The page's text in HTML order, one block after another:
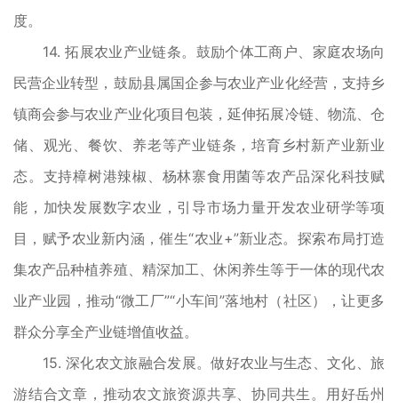
度。
14. 拓展农业产业链条。鼓励个体工商户、家庭农场向
民营企业转型，鼓励县属国企参与农业产业化经营，支持乡
镇商会参与农业产业化项目包装，延伸拓展冷链、物流、仓
储、观光、餐饮、养老等产业链条，培育乡村新产业新业
态。支持樟树港辣椒、杨林寨食用菌等农产品深化科技赋
能，加快发展数字农业，引导市场力量开发农业研学等项
目，赋予农业新内涵，催生“农业+”新业态。探索布局打造
集农产品种植养殖、精深加工、休闲养生等于一体的现代农
业产业园，推动“微工厂”“小车间”落地村（社区），让更多
群众分享全产业链增值收益。
15. 深化农文旅融合发展。做好农业与生态、文化、旅
游结合文章，推动农文旅资源共享、协同共生。用好岳州